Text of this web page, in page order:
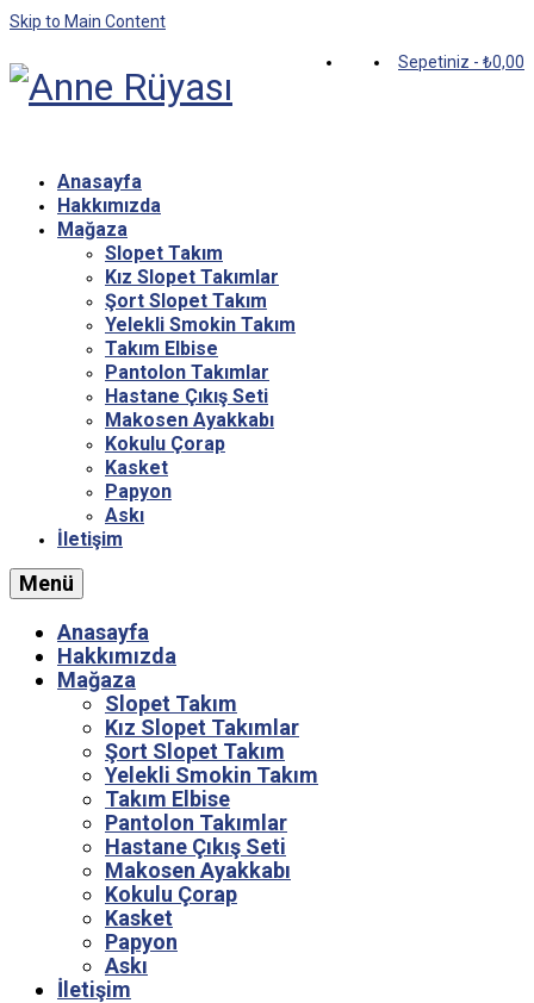
Skip to Main Content
Sepetiniz - ₺0,00
Anasayfa
Hakkımızda
Mağaza
Slopet Takım
Kız Slopet Takımlar
Şort Slopet Takım
Yelekli Smokin Takım
Takım Elbise
Pantolon Takımlar
Hastane Çıkış Seti
Makosen Ayakkabı
Kokulu Çorap
Kasket
Papyon
Askı
İletişim
Menü
Anasayfa
Hakkımızda
Mağaza
Slopet Takım
Kız Slopet Takımlar
Şort Slopet Takım
Yelekli Smokin Takım
Takım Elbise
Pantolon Takımlar
Hastane Çıkış Seti
Makosen Ayakkabı
Kokulu Çorap
Kasket
Papyon
Askı
İletişim